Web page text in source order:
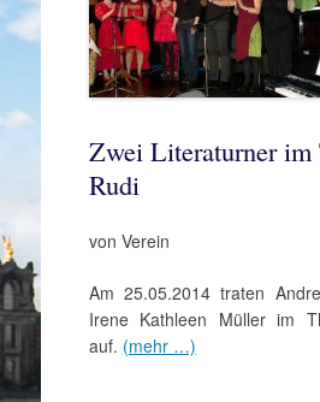
Zwei Literaturner im
Rudi
von Verein
Am 25.05.2014 traten
Irene Kathleen Müller im
auf. (mehr …)